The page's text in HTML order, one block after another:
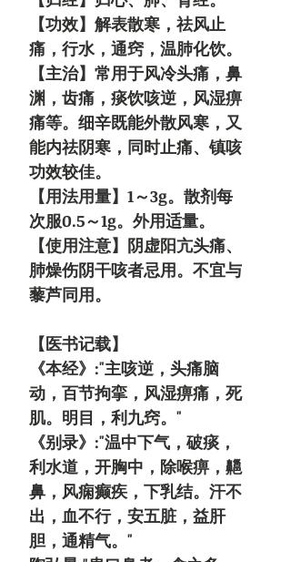
【功效】解表散寒，祛风止
痛，行水，通窍，温肺化饮。
【主治】常用于风冷头痛，鼻
渊，齿痛，痰饮咳逆，风湿痹
痛等。细辛既能外散风寒，又
能内祛阴寒，同时止痛、镇咳
功效较佳。
【用法用量】1～3g。散剂每
次服0.5～1g。外用适量。
【使用注意】阴虚阳亢头痛、
肺燥伤阴干咳者忌用。不宜与
藜芦同用。
【医书记载】
《本经》:"主咳逆，头痛脑
动，百节拘挛，风湿痹痛，死
肌。明目，利九窍。"
《别录》:"温中下气，破痰，
利水道，开胸中，除喉痹，齆
鼻，风痫癫疾，下乳结。汗不
出，血不行，安五脏，益肝
胆，通精气。"